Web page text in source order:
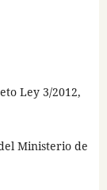
Ley 3/2012,
Ministerio de